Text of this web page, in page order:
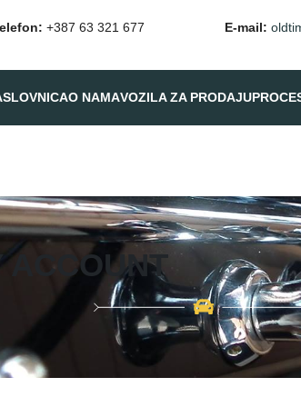
+387 63 321 677 E-mail:
O NAMAVOZILA ZA PRODAJU
ACCOUNT